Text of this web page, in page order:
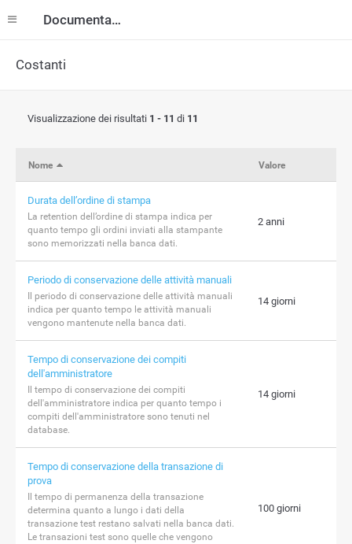
Documentazione
Costanti
Visualizzazione dei risultati 1 - 11 di 11
Durata dell’ordine di stampa
La retention dell’ordine di stampa indica per
quanto tempo gli ordini inviati alla stampante
sono memorizzati nella banca dati.
2 anni
Periodo di conservazione delle attività manuali
Il periodo di conservazione delle attività manuali
indica per quanto tempo le attività manuali
vengono mantenute nella banca dati.
14 giorni
Tempo di conservazione dei compiti
dell'amministratore
Il tempo di conservazione dei compiti
dell'amministratore indica per quanto tempo i
compiti dell'amministratore sono tenuti nel
database.
14 giorni
Tempo di conservazione della transazione di
prova
Il tempo di permanenza della transazione
determina quanto a lungo i dati della
transazione test restano salvati nella banca dati.
Le transazioni test sono quelle che vengono
100 giorni
Nome Valore